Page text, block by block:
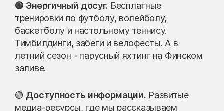
🟢 Энергичный досуг. Бесплатные
тренировки по футболу, волейболу,
баскетболу и настольному теннису.
Тимбилдинги, забеги и велофесты. А в
летний сезон - парусный яхтинг на Финском
заливе.
🟢 Доступность информации. Развитые
медиа-ресурсы, где мы рассказываем